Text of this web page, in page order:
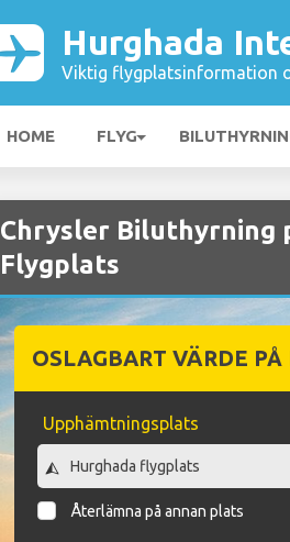
Hurghada
Viktig flygplatsinformation
HOME FLYG
Chrysler Biluthyrning
Flygplats
OSLAGBART VÄRDE
Upphämtningsplats
Återlämna på annan plats